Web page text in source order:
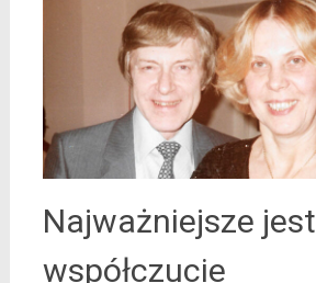
Najważniejsze jest
współczucie